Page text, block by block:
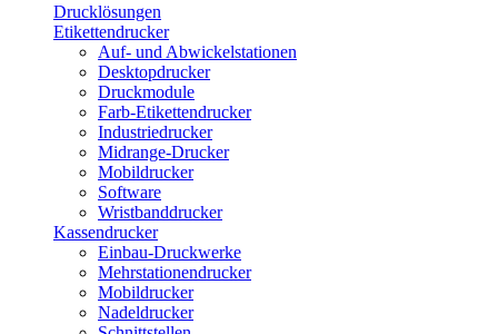
Drucklösungen
Etikettendrucker
Auf- und Abwickelstationen
Desktopdrucker
Druckmodule
Farb-Etikettendrucker
Industriedrucker
Midrange-Drucker
Mobildrucker
Software
Wristbanddrucker
Kassendrucker
Einbau-Druckwerke
Mehrstationendrucker
Mobildrucker
Nadeldrucker